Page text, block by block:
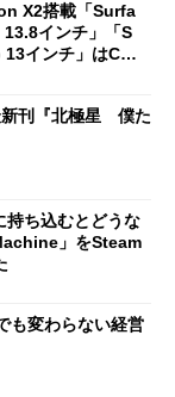
X2搭載「Surfa
インチ」「S
インチ」はCop
新刊『北極星 僕た
持ち込むとどうな
」をSteam
も変わらない経営